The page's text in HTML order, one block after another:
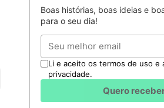
Boas histórias, boas ideias e
para o seu dia!
Email
Li e aceito os termos de uso e
privacidade.
Quero